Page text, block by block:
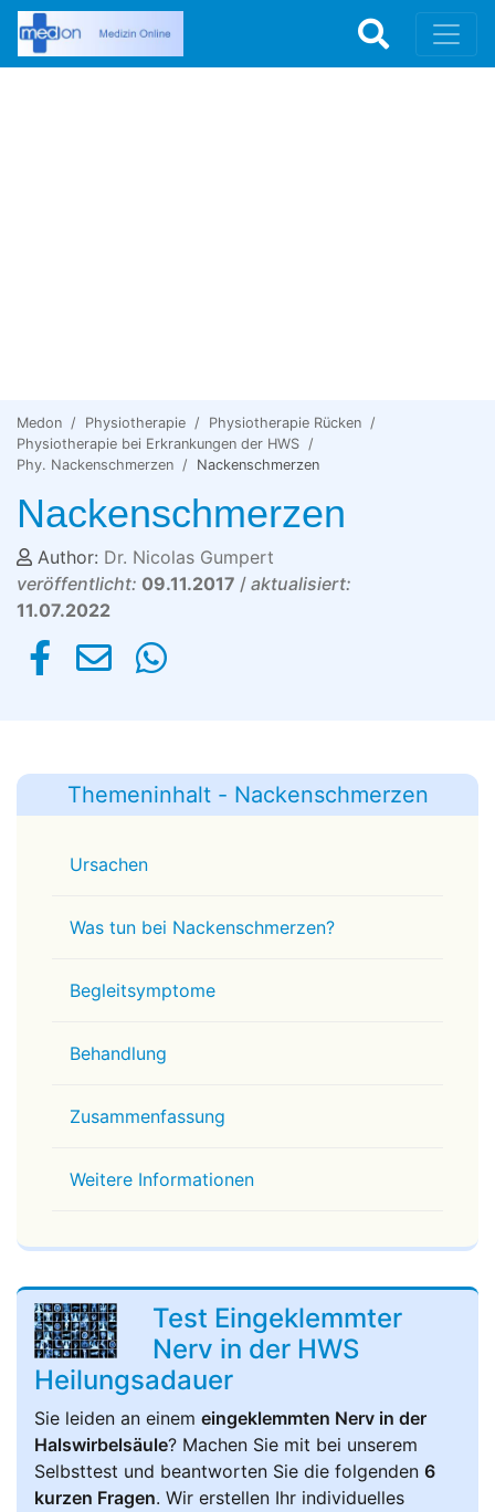
Medon Physiotherapie
Physiotherapie Rücken
Physiotherapie bei Erkrankungen der HWS
Phy. Nackenschmerzen
Nackenschmerzen
Nackenschmerzen
Author: Dr. Nicolas Gumpert
veröffentlicht: 09.11.2017 / aktualisiert:
11.07.2022
Themeninhalt - Nackenschmerzen
Ursachen
Was tun bei Nackenschmerzen?
Begleitsymptome
Behandlung
Zusammenfassung
Weitere Informationen
Test Eingeklemmter
Nerv in der HWS
Heilungsadauer
Sie leiden an einem eingeklemmten Nerv in der
Halswirbelsäule? Machen Sie mit bei unserem
Selbsttest und beantworten Sie die folgenden 6
kurzen Fragen. Wir erstellen Ihr individuelles